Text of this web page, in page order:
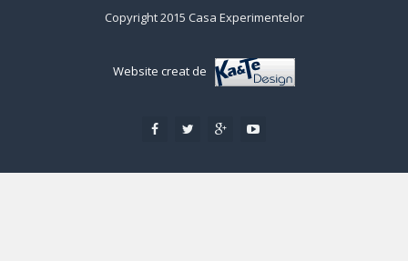
Copyright 2015 Casa Experimentelor
Website creat de